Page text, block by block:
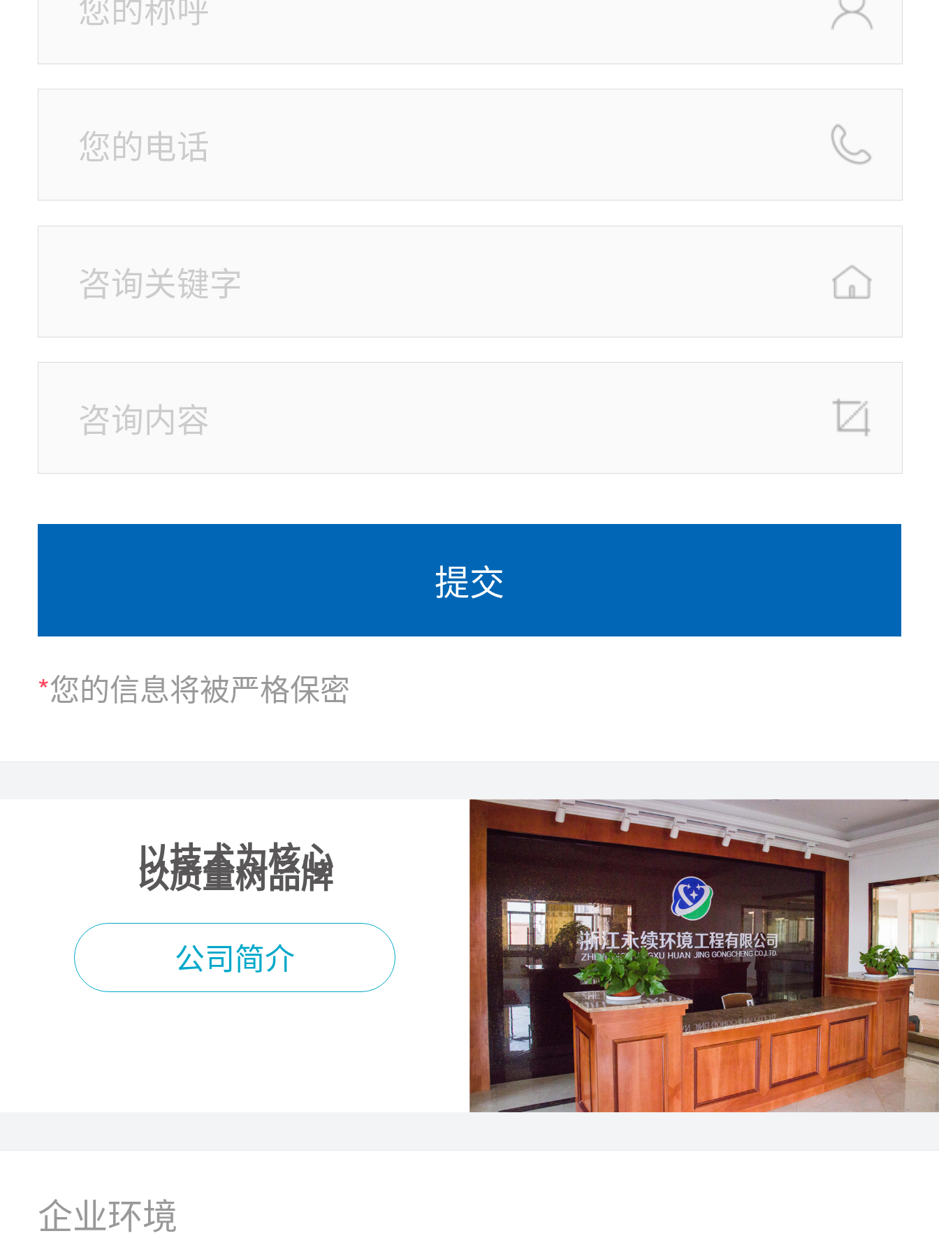
*您的信息将被严格保密
以技术为核心
以质量树品牌
公司简介
企业环境